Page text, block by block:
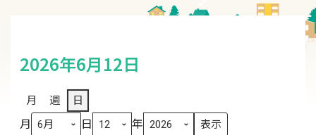
2026年6月12日
月 週 日
月 日 年